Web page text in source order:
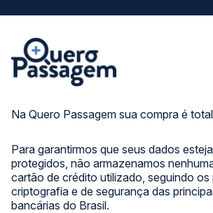
Na Quero Passagem sua compra é
Para garantirmos que seus dados
protegidos, não armazenamos
cartão de crédito utilizado, seguindo
criptografia e de segurança das
bancárias do Brasil.